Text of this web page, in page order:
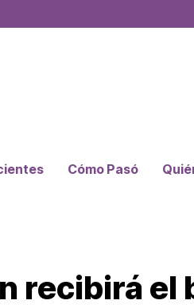
Cómo Pasó
recibirá el